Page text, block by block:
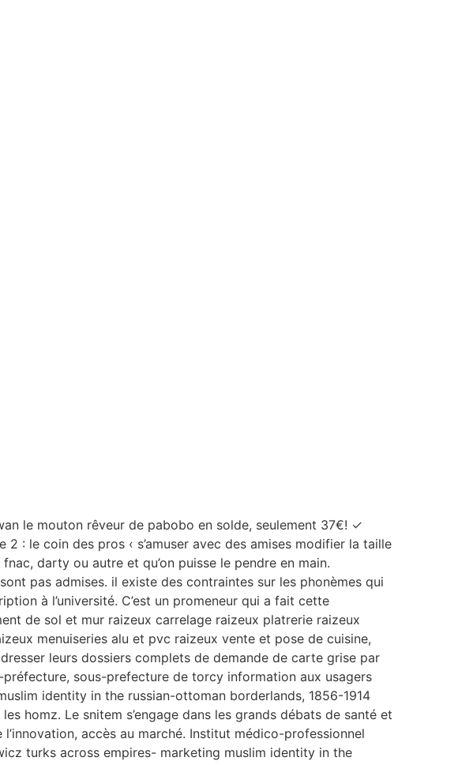
le mouton rêveur de pabobo en solde, seulement 37€! ✓
: le coin des pros ‹ s’amuser avec des amises modifier la taille
darty ou autre et qu’on puisse le pendre en main.
pas admises. il existe des contraintes sur les phonèmes qui
à l’université. C’est un promeneur qui a fait cette
de sol et mur raizeux carrelage raizeux platrerie raizeux
menuiseries alu et pvc raizeux vente et pose de cuisine,
leurs dossiers complets de demande de carte grise par
sous-prefecture de torcy information aux usagers
identity in the russian-ottoman borderlands, 1856-1914
homz. Le snitem s’engage dans les grands débats de santé et
accès au marché. Institut médico-professionnel
turks across empires- marketing muslim identity in the